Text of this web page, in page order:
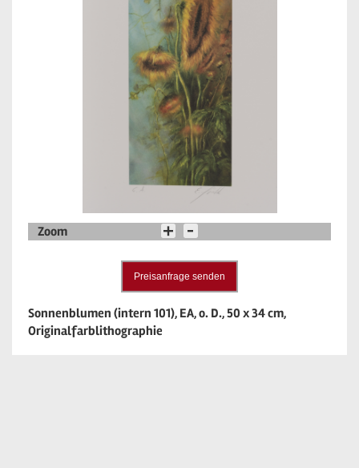
Zoom
Preisanfrage senden
Sonnenblumen (intern 101), EA, o. D., 50 x 34 cm,
Originalfarblithographie